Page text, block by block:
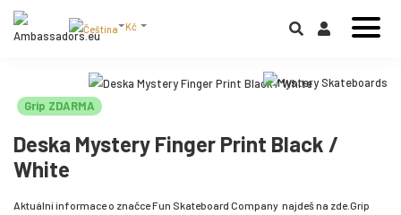
Kč
Grip ZDARMA
Deska Mystery Finger Print Black /
White
Aktuální informace o značce Fun Skateboard Company najdeš na zde.Grip